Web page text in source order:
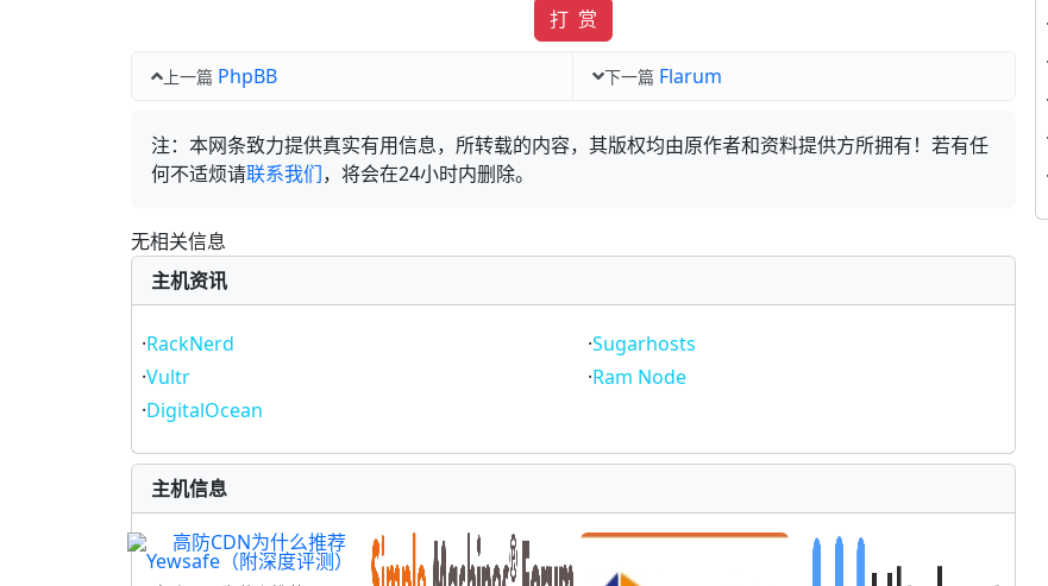
打 赏
上一篇 PhpBB 下一篇 Flarum
注：本网条致力提供真实有用信息，所转载的内容，其版权均由原作者和资料提供方所拥有！若有任
何不适烦请联系我们，将会在24小时内删除。
无相关信息
主机资讯
·RackNerd ·Sugarhosts
·Vultr ·Ram Node
·DigitalOcean
主机信息
·
·
·
·
·